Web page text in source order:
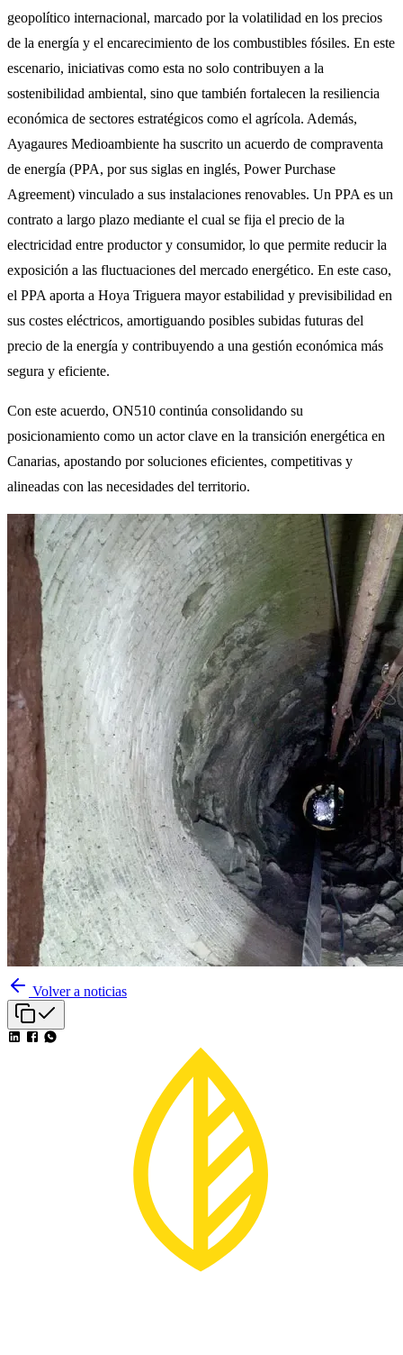
geopolítico internacional, marcado por la volatilidad en los precios
de la energía y el encarecimiento de los combustibles fósiles. En este
escenario, iniciativas como esta no solo contribuyen a la
sostenibilidad ambiental, sino que también fortalecen la resiliencia
económica de sectores estratégicos como el agrícola. Además,
Ayagaures Medioambiente ha suscrito un acuerdo de compraventa
de energía (PPA, por sus siglas en inglés, Power Purchase
Agreement) vinculado a sus instalaciones renovables. Un PPA es un
contrato a largo plazo mediante el cual se fija el precio de la
electricidad entre productor y consumidor, lo que permite reducir la
exposición a las fluctuaciones del mercado energético. En este caso,
el PPA aporta a Hoya Triguera mayor estabilidad y previsibilidad en
sus costes eléctricos, amortiguando posibles subidas futuras del
precio de la energía y contribuyendo a una gestión económica más
segura y eficiente.
Con este acuerdo, ON510 continúa consolidando su
posicionamiento como un actor clave en la transición energética en
Canarias, apostando por soluciones eficientes, competitivas y
alineadas con las necesidades del territorio.
Volver a noticias